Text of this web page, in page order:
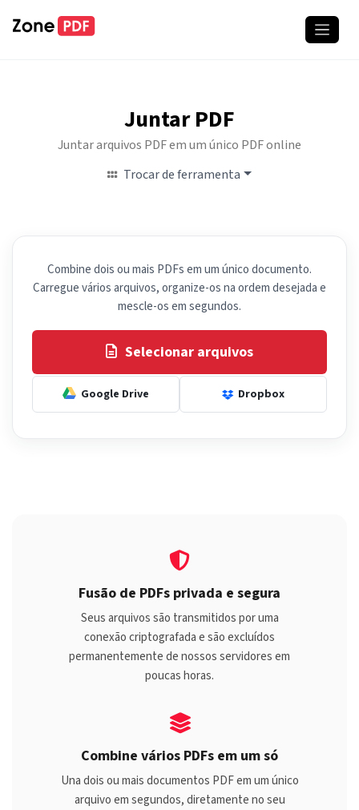
Juntar PDF
Juntar arquivos PDF em um único PDF online
Trocar de ferramenta
Combine dois ou mais PDFs em um único documento.
Carregue vários arquivos, organize-os na ordem desejada e
mescle-os em segundos.
Selecionar arquivos
Google Drive Dropbox
Fusão de PDFs privada e segura
Seus arquivos são transmitidos por uma
conexão criptografada e são excluídos
permanentemente de nossos servidores em
poucas horas.
Combine vários PDFs em um só
Una dois ou mais documentos PDF em um único
arquivo em segundos, diretamente no seu